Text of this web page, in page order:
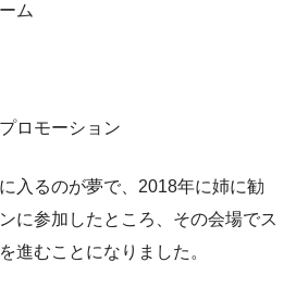
ム
ロモーション
入るのが夢で、2018年に姉に勧
に参加したところ、その会場でス
進むことになりました。